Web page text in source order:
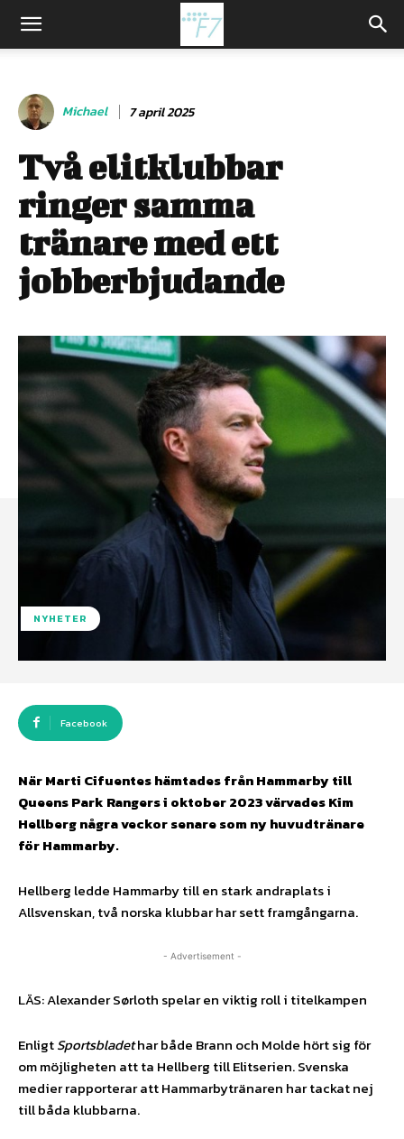
Michael 7 april 2025
Två elitklubbar
ringer samma
tränare med ett
jobberbjudande
NYHETER
Facebook
När Marti Cifuentes hämtades från Hammarby till
Queens Park Rangers i oktober 2023 värvades Kim
Hellberg några veckor senare som ny huvudtränare
för Hammarby.
Hellberg ledde Hammarby till en stark andraplats i
Allsvenskan, två norska klubbar har sett framgångarna.
- Advertisement -
LÄS: Alexander Sørloth spelar en viktig roll i titelkampen
EnligtSportsbladethar både Brann och Molde hört sig för
om möjligheten att ta Hellberg till Elitserien. Svenska
medier rapporterar att Hammarbytränaren har tackat nej
till båda klubbarna.